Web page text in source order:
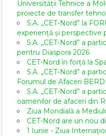
Universității Tehnice a
proiecte de transfer
S.A. „CET-Nord” la
experiență și perspective
S.A. „CET-Nord” a
pentru Diaspora 2026
CET-Nord în forță la
S.A. „CET-Nord” a
Forumul de Afaceri BERD
S.A. „CET-Nord” a
oamenilor de afaceri din
Ziua Mondială a
CET-Nord are un nou
1 Iunie - Ziua